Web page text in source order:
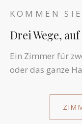
KOMMEN
Drei Wege,
Ein Zimmer für
oder das ganze